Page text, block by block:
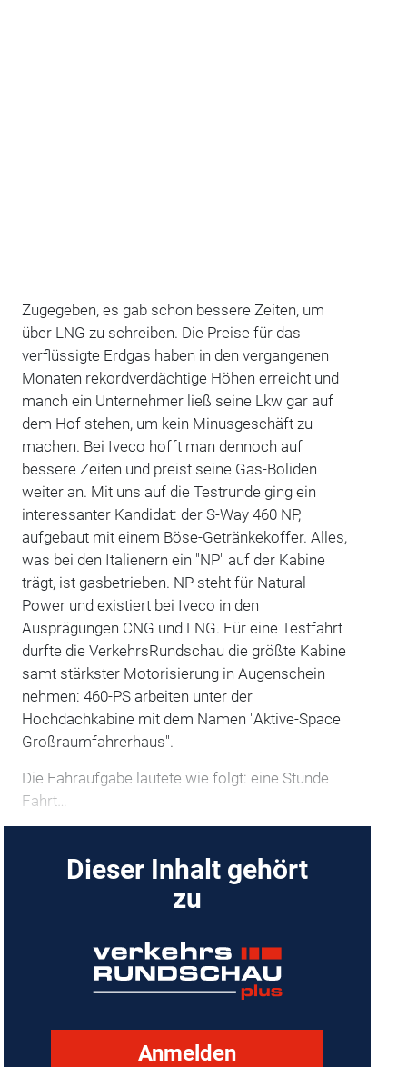
Zugegeben, es gab schon bessere Zeiten, um
über LNG zu schreiben. Die Preise für das
verflüssigte Erdgas haben in den vergangenen
Monaten rekordverdächtige Höhen erreicht und
manch ein Unternehmer ließ seine Lkw gar auf
dem Hof stehen, um kein Minusgeschäft zu
machen. Bei Iveco hofft man dennoch auf
bessere Zeiten und preist seine Gas-Boliden
weiter an. Mit uns auf die Testrunde ging ein
interessanter Kandidat: der S-Way 460 NP,
aufgebaut mit einem Böse-Getränkekoffer. Alles,
was bei den Italienern ein "NP" auf der Kabine
trägt, ist gasbetrieben. NP steht für Natural
Power und existiert bei Iveco in den
Ausprägungen CNG und LNG. Für eine Testfahrt
durfte die VerkehrsRundschau die größte Kabine
samt stärkster Motorisierung in Augenschein
nehmen: 460-PS arbeiten unter der
Hochdachkabine mit dem Namen "Aktive-Space
Großraumfahrerhaus".
Die Fahraufgabe lautete wie folgt: eine Stunde
Fahrt…
Dieser Inhalt gehört
zu
Anmelden